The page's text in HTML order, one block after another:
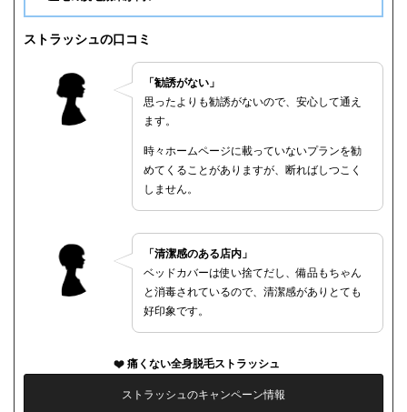
ストラッシュの口コミ
「勧誘がない」
思ったよりも勧誘がないので、安心して通え
ます。
時々ホームページに載っていないプランを勧
めてくることがありますが、断ればしつこく
しません。
「清潔感のある店内」
ベッドカバーは使い捨てだし、備品もちゃん
と消毒されているので、清潔感がありとても
好印象です。
痛くない全身脱毛ストラッシュ
ストラッシュのキャンペーン情報